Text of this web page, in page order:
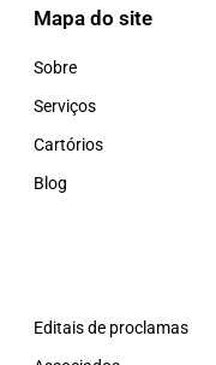
Mapa do site
Sobre
Serviços
Cartórios
Blog
Editais de proclamas